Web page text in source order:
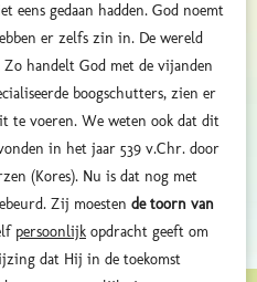
eens gedaan hadden. God noemt
er zelfs zin in. De wereld
Zo handelt God met de vijanden
boogschutters, zien er
te voeren. We weten ook dat dit
in het jaar 539 v.Chr. door
(Kores). Nu is dat nog met
Zij moesten de toorn van
persoonlijk opdracht geeft om
dat Hij in de toekomst